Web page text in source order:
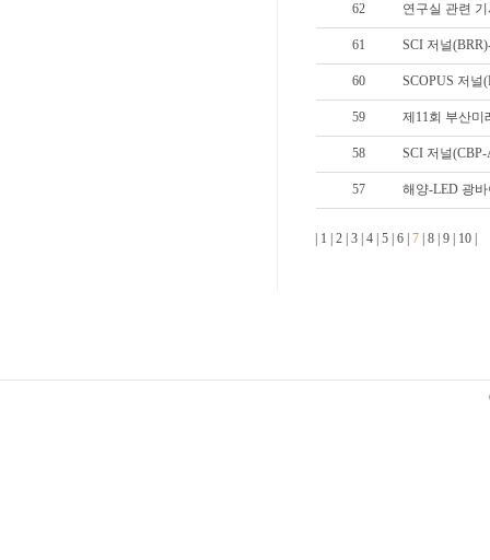
62 연구실 관련
61 SCI 저널
60 SCOPUS 저널
59 제11회 부산미
58 SCI 저널
57 해양-LED 광
1 |2 |3 |4 |5 |6 |7 |8 |9 10